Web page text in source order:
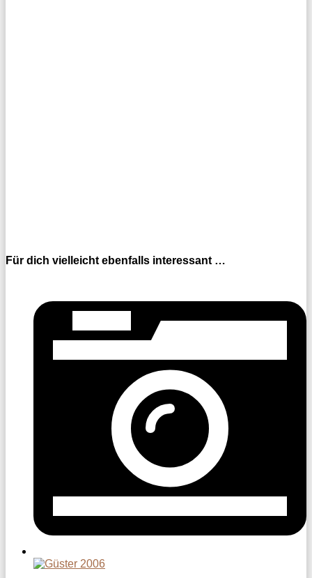
Für dich vielleicht ebenfalls interessant …